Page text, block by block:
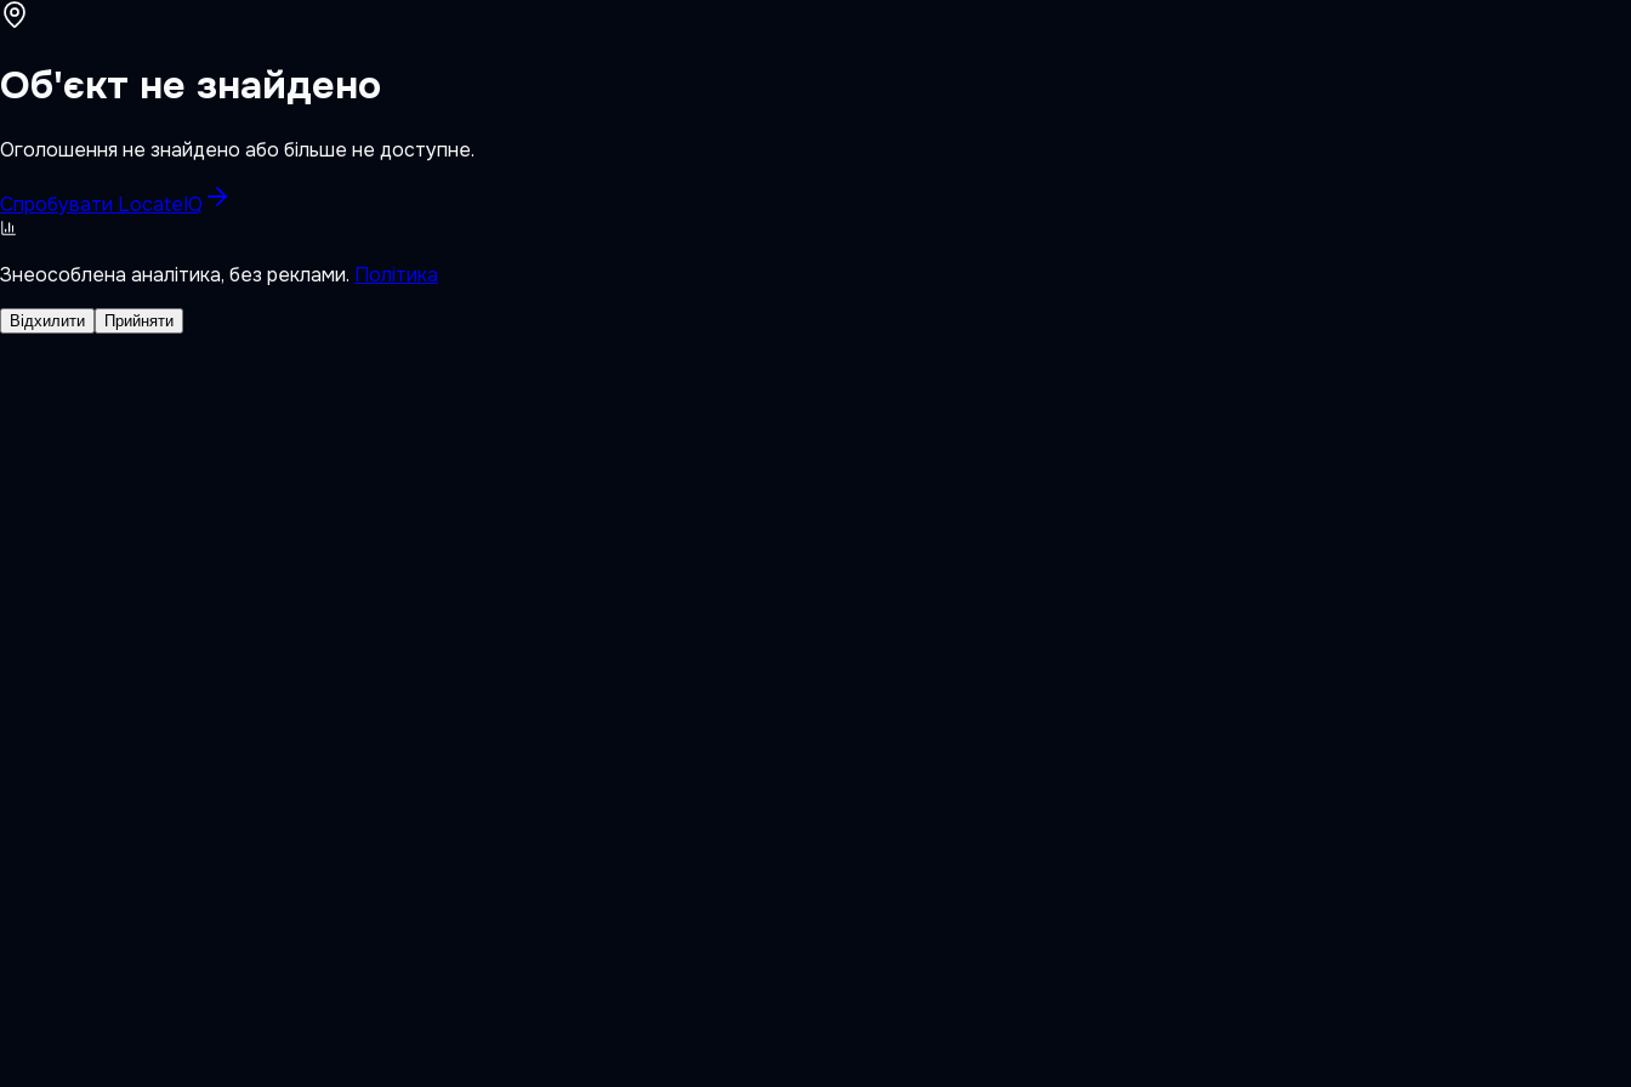
Об'єкт не знайдено
Оголошення не знайдено або більше не доступне.
Спробувати LocateIQ
Знеособлена аналітика, без реклами. Політика
Відхилити Прийняти